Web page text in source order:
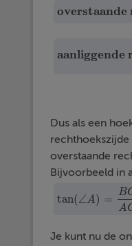
overstaande
aanliggende
Dus als een
rechthoekszijde
overstaande
Bijvoorbeeld in
tan(∠A) =
B
A
tan( ∠A)=BCA
Je kunt nu de